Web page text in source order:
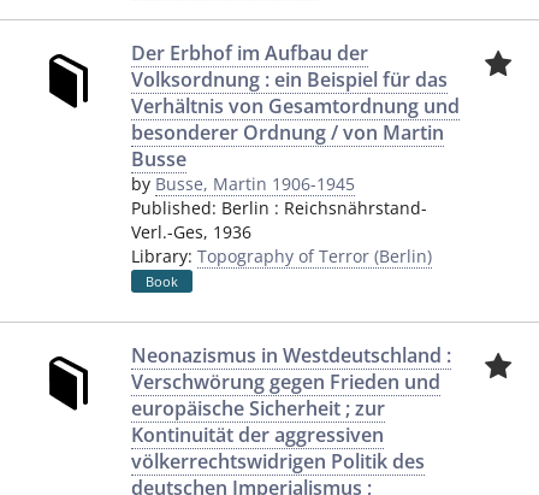
Der Erbhof im Aufbau der
Volksordnung : ein Beispiel für das
Verhältnis von Gesamtordnung und
besonderer Ordnung / von Martin
Busse
by Busse, Martin 1906-1945
Published: Berlin : Reichsnährstand-
Verl.-Ges, 1936
Library: Topography of Terror (Berlin)
Book
Neonazismus in Westdeutschland :
Verschwörung gegen Frieden und
europäische Sicherheit ; zur
Kontinuität der aggressiven
völkerrechtswidrigen Politik des
deutschen Imperialismus ;